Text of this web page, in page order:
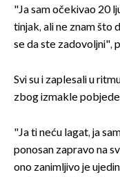
"Ja sam očekivao 20
tinjak, ali ne znam što
se da ste zadovoljni",
Svi su i zaplesali u
zbog izmakle pobjede
"Ja ti neću lagat, ja
ponosan zapravo na
ono zanimljivo je